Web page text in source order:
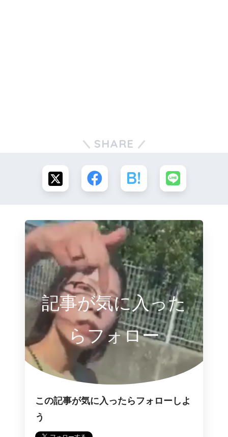
SHARE
記事が気に入った
らフォロー
この記事が気に入ったらフォローしよ
う